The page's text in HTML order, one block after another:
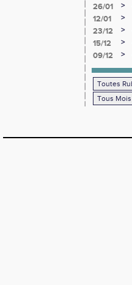
26/01
>
12/01 >
23/12
>
15/12
>
09/12
>